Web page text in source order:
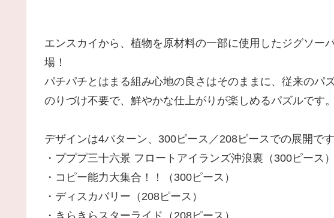
エンスカイから、植物を原材料の一部に使用したジグソー
場！
パチパチとはまる組み心地の良さはそのままに、従来のパ
のりづけ不要で、鮮やかな仕上がりが楽しめるパズルです。
デザインは4パターン、300ピース／208ピースでの展開です
・プププ三十六景 フロートアイランズ沖浪裏（300ピース）
・コピー能力大集合！！（300ピース）
・ディスカバリー（208ピース）